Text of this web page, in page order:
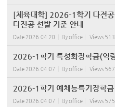
[체육대학] 2026-1학기 다전
다전공 선발 기준 안내
Date 2026.04.20 Byoffice Views
2026-1학기 특성화장학금(역
Date 2026.04.07 Byoffice Views
2026-1학기 예체능특기장학금
Date 2026.04.07 Byoffice Views